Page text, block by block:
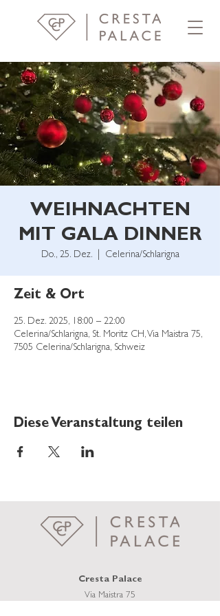
WEIHNACHTEN
MIT GALA DINNER
Do., 25. Dez.
  |
Celerina/Schlarigna
Zeit & Ort
25. Dez. 2025, 18:00 – 22:00
Celerina/Schlarigna, St. Moritz CH, Via Maistra 75,
7505 Celerina/Schlarigna, Schweiz
Diese Veranstaltung teilen
Cresta Palace
Via Maistra 75